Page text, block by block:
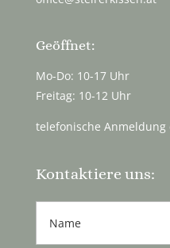
Geöffnet:
Mo-Do: 10-17 Uhr
Freitag: 10-12 Uhr
telefonische Anmeldung
Kontaktiere uns: